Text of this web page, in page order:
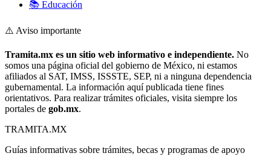
📚 Educación
⚠️ Aviso importante
Tramita.mx es un sitio web informativo e independiente. No
somos una página oficial del gobierno de México, ni estamos
afiliados al SAT, IMSS, ISSSTE, SEP, ni a ninguna dependencia
gubernamental. La información aquí publicada tiene fines
orientativos. Para realizar trámites oficiales, visita siempre los
portales de gob.mx.
TRAMITA.MX
Guías informativas sobre trámites, becas y programas de apoyo